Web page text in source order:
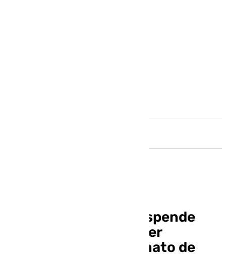
Palomares del Río suspende
Halloween por el tercer
aniversario del asesinato de